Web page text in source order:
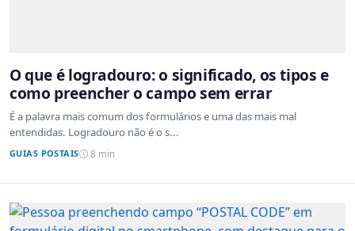
O que é logradouro: o significado, os tipos e
como preencher o campo sem errar
É a palavra mais comum dos formulários e uma das mais mal
entendidas. Logradouro não é o s...
GUIAS POSTAIS 8 min